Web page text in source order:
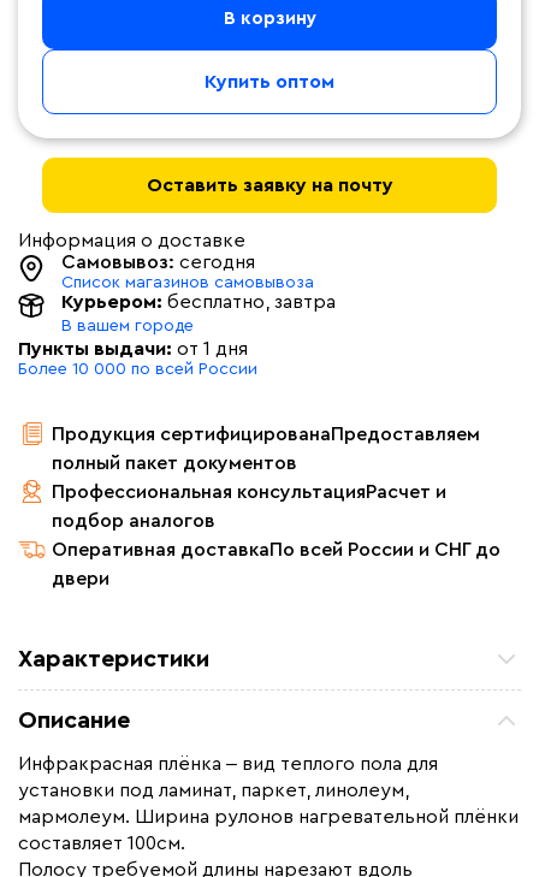
В корзину
Купить оптом
Оставить заявку на почту
Информация о доставке
Самовывоз: сегодня
Список магазинов самовывоза
Курьером: бесплатно , завтра
В вашем городе
Пункты выдачи: от 1 дня
Более 10 000 по всей России
Продукция сертифицированаПредоставляем
полный пакет документов
Профессиональная консультацияРасчет и
подбор аналогов
Оперативная доставкаПо всей России и СНГ до
двери
Характеристики
Мощность (Вт)
Назначение
Под линолеум / ковролин,
Монтаж Сухой монтаж
Описание
Инфракрасная плёнка ‒ вид теплого пола для
установки под ламинат, паркет, линолеум,
мармолеум. Ширина рулонов нагревательной плёнки
составляет 100см.
Полосу требуемой длины нарезают вдоль